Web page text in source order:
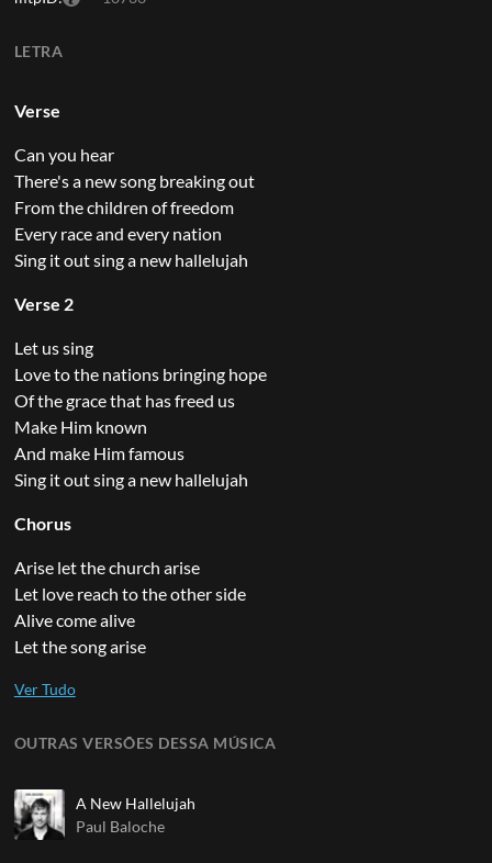
LETRA
Verse
Can you hear
There's a new song breaking out
From the children of freedom
Every race and every nation
Sing it out sing a new hallelujah
Verse 2
Let us sing
Love to the nations bringing hope
Of the grace that has freed us
Make Him known
And make Him famous
Sing it out sing a new hallelujah
Chorus
Arise let the church arise
Let love reach to the other side
Alive come alive
Let the song arise
OUTRAS VERSÕES DESSA MÚSICA
A New Hallelujah
Paul Baloche